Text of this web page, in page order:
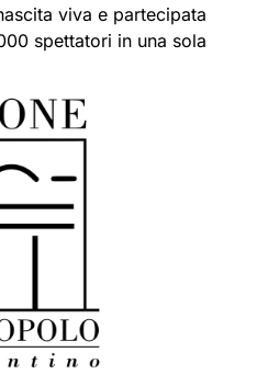
viva e partecipata
spettatori in una sola